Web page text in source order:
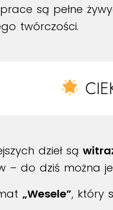
są pełne
twórczości.
dzieł są
– do dziś można
„Wesele”, który